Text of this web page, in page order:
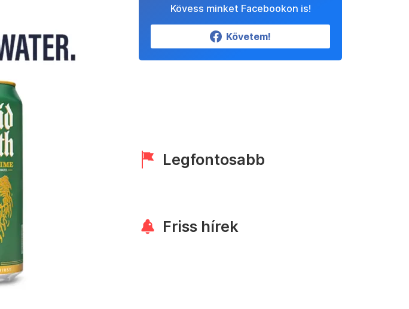
Kövess minket Facebookon is!
Követem!
Legfontosabb
Friss hírek